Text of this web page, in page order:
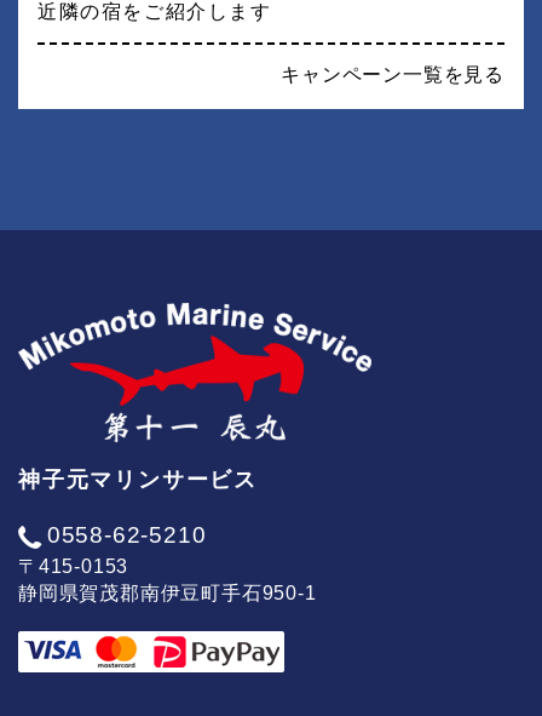
近隣の宿をご紹介します
キャンペーン一覧を見る
神子元マリンサービス
0558-62-5210
〒415-0153
静岡県賀茂郡南伊豆町手石950-1